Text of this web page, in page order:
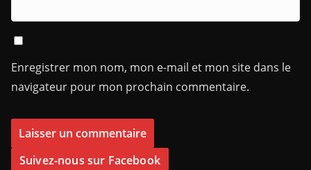
Enregistrer mon nom, mon e-mail et mon site dans le
navigateur pour mon prochain commentaire.
Suivez-nous sur Facebook